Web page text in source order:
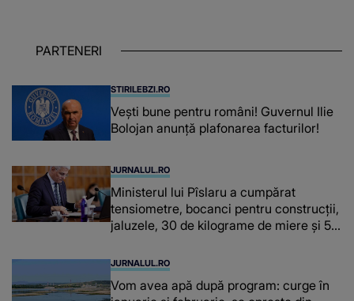
chiar și după trecerea anilor: "De
PARTENERI
STIRILEBZI.RO
Vești bune pentru români! Guvernul Ilie
Bolojan anunță plafonarea facturilor!
JURNALUL.RO
Ministerul lui Pîslaru a cumpărat
tensiometre, bocanci pentru construcții,
jaluzele, 30 de kilograme de miere și 50
JURNALUL.RO
Vom avea apă după program: curge în